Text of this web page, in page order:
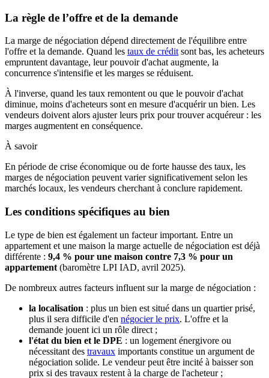
La règle de l’offre et de la demande
La marge de négociation dépend directement de l'équilibre entre
l'offre et la demande. Quand les taux de créditsont bas, les acheteurs
empruntent davantage, leur pouvoir d'achat augmente, la
concurrence s'intensifie et les marges se réduisent.
À l'inverse, quand les taux remontent ou que le pouvoir d'achat
diminue, moins d'acheteurs sont en mesure d'acquérir un bien. Les
vendeurs doivent alors ajuster leurs prix pour trouver acquéreur : les
marges augmentent en conséquence.
À savoir
En période de crise économique ou de forte hausse des taux, les
marges de négociation peuvent varier significativement selon les
marchés locaux, les vendeurs cherchant à conclure rapidement.
Les conditions spécifiques au bien
Le type de bien est également un facteur important. Entre un
appartement et une maison la marge actuelle de négociation est déjà
différente : 9,4 % pour une maison contre 7,3 % pour un
appartement (baromètre LPI IAD, avril 2025).
De nombreux autres facteurs influent sur la marge de négociation :
la localisation : plus un bien est situé dans un quartier prisé,
plus il sera difficile d'en négocier le prix. L'offre et la
demande jouent ici un rôle direct ;
l'état du bien et le DPE : un logement énergivore ou
nécessitant des travaux importants constitue un argument de
négociation solide. Le vendeur peut être incité à baisser son
prix si des travaux restent à la charge de l'acheteur ;